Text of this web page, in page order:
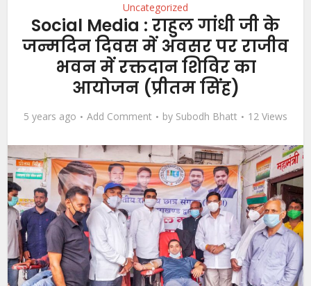
Uncategorized
Social Media : राहुल गांधी जी के
जन्मदिन दिवस में अवसर पर राजीव
भवन में रक्तदान शिविर का
आयोजन (प्रीतम सिंह)
5 years ago Add Comment by Subodh Bhatt 12 Views